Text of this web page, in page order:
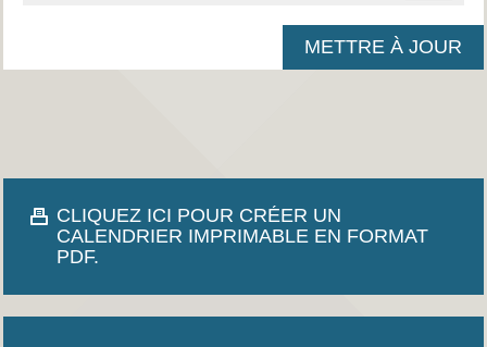
CLIQUEZ ICI POUR CRÉER UN
CALENDRIER IMPRIMABLE EN FORMAT
PDF.